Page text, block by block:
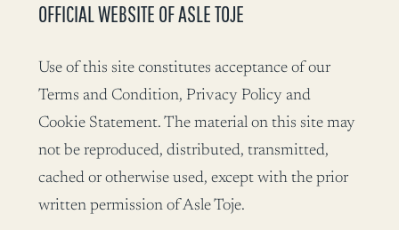
OFFICIAL WEBSITE OF ASLE TOJE
Use of this site constitutes acceptance of our
Terms and Condition, Privacy Policy and
Cookie Statement. The material on this site may
not be reproduced, distributed, transmitted,
cached or otherwise used, except with the prior
written permission of Asle Toje.